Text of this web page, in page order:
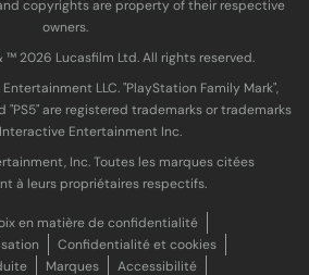
copyrights are property of their respective
owners.
™ 20‍26 Lucasfilm Ltd. All rights reserved.
LLC. "PlayStation Family Mark",
"PS5" are registered trademarks or trademarks
Entertainment Inc.
Inc. Toutes les marques citées
à leurs propriétaires respectifs.
en matière de confidentialité
Confidentialité et cookies
Marques Accessibilité